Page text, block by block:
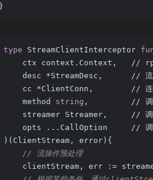
}
type StreamClientInterceptor
ctx context.Context,   //
desc *StreamDesc,      // 流
cc *ClientConn,        // 连
    method
string ,         // 调用
streamer Streamer,     // 调
opts ...CallOption     // 调
) (ClientStream, error) {
// 流操作预处理
clientStream, err :=